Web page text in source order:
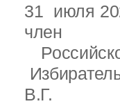
31 июля
член
В.Г.